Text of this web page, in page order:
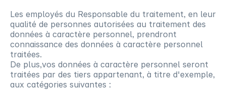
Les employés du Responsable du traitement, en leur
qualité de personnes autorisées au traitement des
données à caractère personnel, prendront
connaissance des données à caractère personnel
traitées.
De plus,vos données à caractère personnel seront
traitées par des tiers appartenant, à titre d'exemple,
aux catégories suivantes :